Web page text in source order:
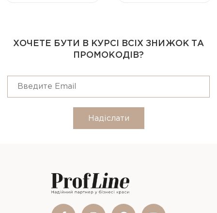
ХОЧЕТЕ БУТИ В КУРСІ ВСІХ ЗНИЖОК ТА
ПРОМОКОДІВ?
Надіслати